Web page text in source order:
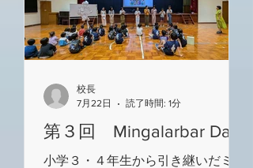
第３回 Mingalarbar Day
小学３・４年生から引き継いだミャ
校長
7月22日
読了時間: 1分